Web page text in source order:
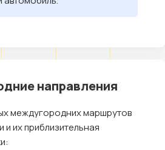
направления
междугородних маршрутов
и их приблизительная